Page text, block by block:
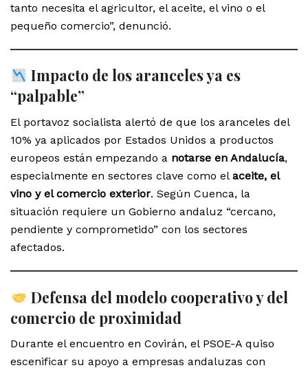
tanto necesita el agricultor, el aceite, el vino o el
pequeño comercio”, denunció.
Impacto de los aranceles ya es
“palpable”
El portavoz socialista alertó de que los aranceles del
10% ya aplicados por Estados Unidos a productos
europeos están empezando a notarse en Andalucía,
especialmente en sectores clave como el aceite, el
vino y el comercio exterior. Según Cuenca, la
situación requiere un Gobierno andaluz “cercano,
pendiente y comprometido” con los sectores
afectados.
Defensa del modelo cooperativo y del
comercio de proximidad
Durante el encuentro en Covirán, el PSOE-A quiso
escenificar su apoyo a empresas andaluzas con